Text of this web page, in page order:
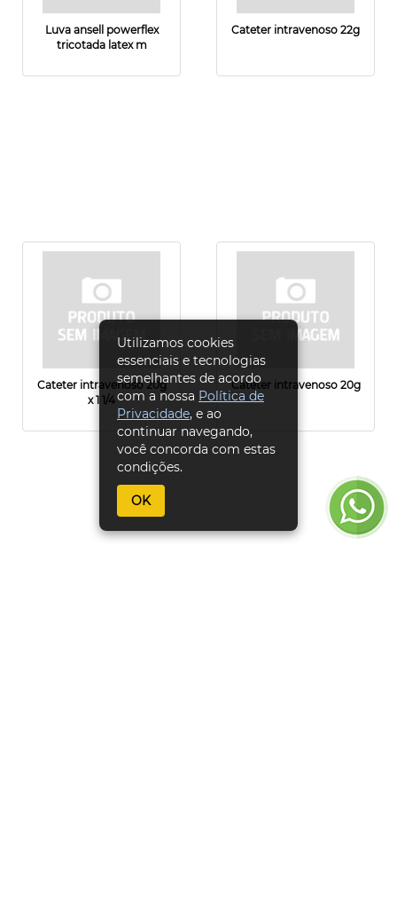
Luva ansell powerflex
tricotada latex m
Cateter intravenoso 22g
Cateter intravenoso 20g
x 1 1/4
Cateter intravenoso 20g
Utilizamos cookies
essenciais e tecnologias
semelhantes de acordo
com a nossa Política de
Privacidade, e ao
continuar navegando,
você concorda com estas
condições.
OK